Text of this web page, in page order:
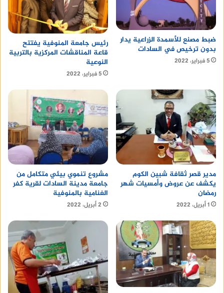
ضبط مصنع للأسمدة الزراعية يدار
بدون ترخيص في السادات
5 فبراير، 2022
رئيس جامعة المنوفية يفتتح
قاعة المناقشات المركزية بالتربية
النوعية
5 فبراير، 2022
مدير قصر ثقافة شبين الكوم
يكشف عن عروض وأمسيات شهر
رمضان
1 أبريل، 2022
مشروع تنموي بيئي متكامل من
جامعة مدينة السادات لقرية كفر
الغنامية بالمنوفية
2 أبريل، 2022